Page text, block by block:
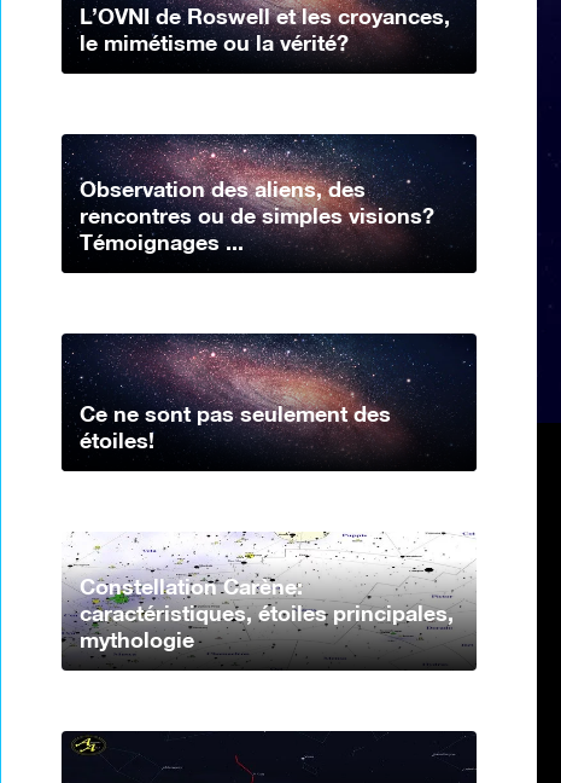
L’OVNI de Roswell et les croyances,
le mimétisme ou la vérité?
Observation des aliens, des
rencontres ou de simples visions?
Témoignages ...
Ce ne sont pas seulement des
étoiles!
Constellation Carène:
caractéristiques, étoiles principales,
mythologie